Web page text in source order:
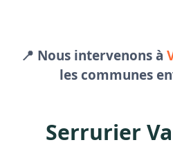
📍 Nous intervenons à
les communes
Serrurier